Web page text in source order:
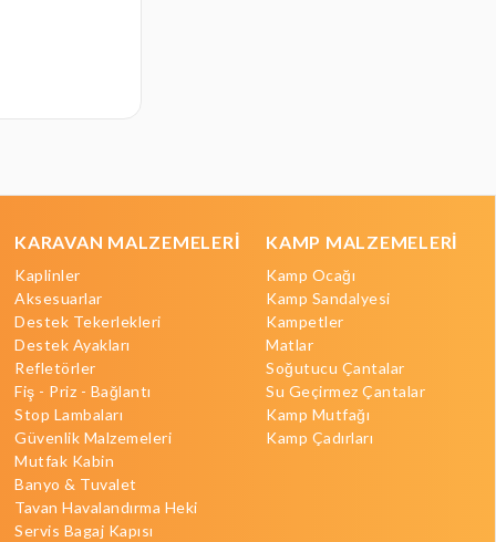
KARAVAN MALZEMELERİ
Kaplinler
Aksesuarlar
Destek Tekerlekleri
Destek Ayakları
Refletörler
Fiş - Priz - Bağlantı
Stop Lambaları
Güvenlik Malzemeleri
Mutfak Kabin
Banyo & Tuvalet
Tavan Havalandırma Heki
Servis Bagaj Kapısı
KAMP MALZEMELERİ
Kamp Ocağı
Kamp Sandalyesi
Kampetler
Matlar
Soğutucu Çantalar
Su Geçirmez Çantalar
Kamp Mutfağı
Kamp Çadırları